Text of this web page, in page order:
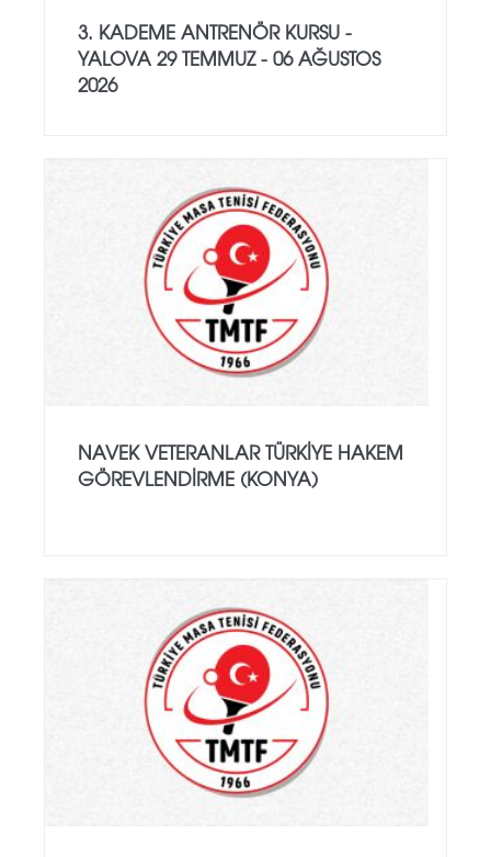
3. KADEME ANTRENÖR KURSU -
YALOVA 29 TEMMUZ - 06 AĞUSTOS
2026
NAVEK VETERANLAR TÜRKIYE HAKEM
GÖREVLENDIRME (KONYA)